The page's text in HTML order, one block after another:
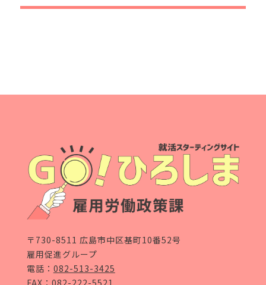
〒730-8511 広島市中区基町10番52号
雇用促進グループ
電話： 082-513-3425
FAX：082-222-5521